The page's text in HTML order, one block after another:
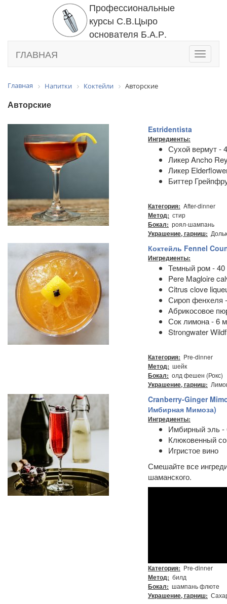
Профессиональные
курсы С.В.Цыро
основателя Б.А.Р.
Toggle
ГЛАВНАЯ
Главная Напитки Коктейли Авторские
Авторские
Estridentista
Ингредиенты:
Сухой вермут -
Ликер Ancho
Ликер
Биттер
Категория: After-dinner
Метод: стир
Бокал: роял-шампань
Украшение, гарниш:
Коктейль Fennel
Ингредиенты:
Темный ром -
Pere Magloire
Citrus clove
Сироп фенхеля
Абрикосовое
Сок лимона - 6
Strongwater
Категория: Pre-dinner
Метод: шейк
Бокал: олд фешен (Рокс)
Украшение, гарниш:
Cranberry-Ginger
Имбирная Мимоза)
Ингредиенты:
Имбирный эль -
Клюковенный
Игристое вино
Смешайте все
шаманского.
Категория: Pre-dinner
Метод: билд
Бокал: шампань флюте
Украшение, гарниш: